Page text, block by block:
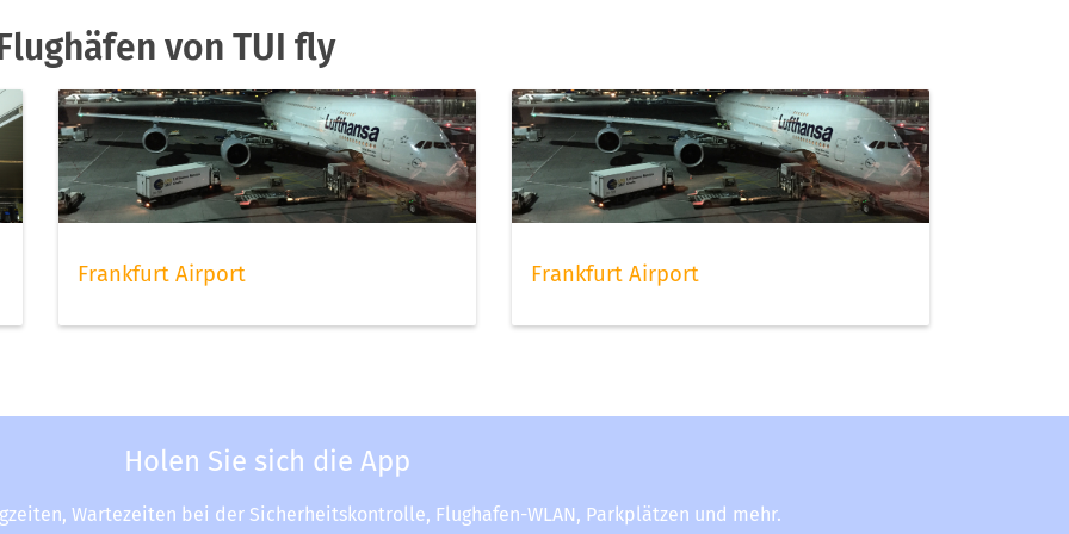
von TUI fly
Frankfurt Airport Frankfurt Airport
Holen Sie sich die App
Wartezeiten bei der Sicherheitskontrolle, Flughafen-WLAN, Parkplätzen und mehr.